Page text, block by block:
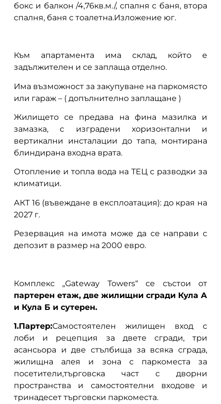
бокс и балкон /4,76кв.м./, спалня с баня, втора
спалня, баня с тоалетна.Изложение юг.
Към апартамента има склад, който е
задължителен и се заплаща отделно.
Има възможност за закупуване на паркомясто
или гараж – ( допълнително заплащане )
Жилището се предава на фина мазилка и
замазка, с изградени хоризонтални и
вертикални инсталации до тапа, монтирана
блиндирана входна врата.
Отопление и топла вода на ТЕЦ с разводки за
климатици.
АКТ 16 (въвеждане в експлоатация): до края на
2027 г.
Резервация на имота може да се направи с
депозит в размер на 2000 евро.
Комплекс „Gateway Towers“ се състои от
партерен етаж, две жилищни сгради Кула А
и Кула Б и сутерен.
1.Партер:Самостоятелен жилищен вход с
лоби и рецепция за двете сгради, три
асансьора и две стълбища за всяка сграда,
жилищна алея и зона с паркоместа за
посетители,търговска част с дворни
пространства и самостоятелни входове и
тринадесет търговски паркоместа.